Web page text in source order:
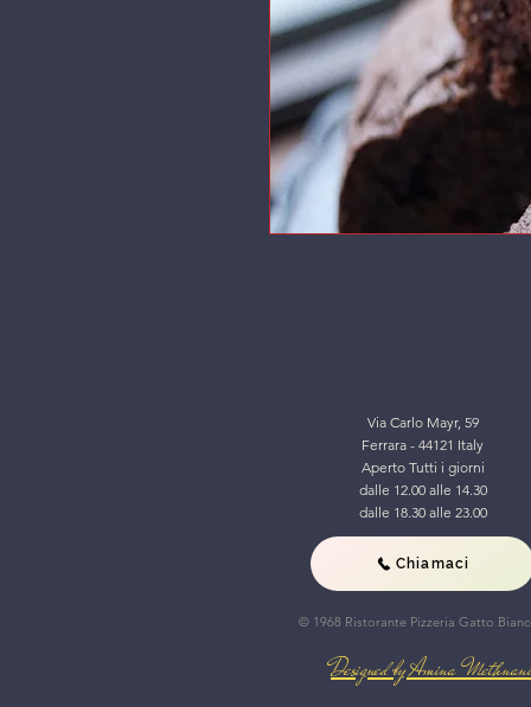
Via Carlo Mayr, 59
Ferrara - 44121 Italy
Aperto Tutti i giorni
dalle 12.00 alle 14.30
dalle 18.30 alle 23.00
Chiamaci
© 1968 Ristorante Pizzeria Gatto
Designed by Amina Methnani